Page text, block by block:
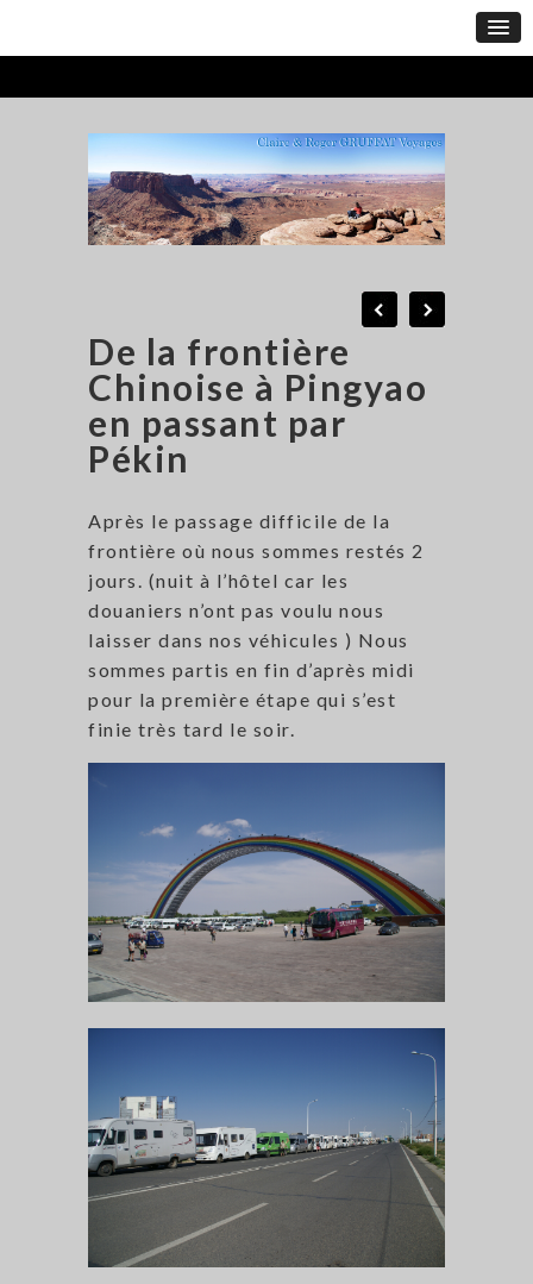
De la frontière
Chinoise à Pingyao
en passant par
Pékin
Après le passage difficile de la
frontière où nous sommes restés 2
jours. (nuit à l’hôtel car les
douaniers n’ont pas voulu nous
laisser dans nos véhicules ) Nous
sommes partis en fin d’après midi
pour la première étape qui s’est
finie très tard le soir.